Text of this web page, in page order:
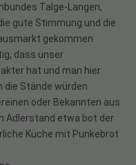
Talge-Langen,
gute Stimmung und die
gekommen
dass unser
hat und man hier
die Stände würden
oder Bekannten aus
Adlerstand etwa bot der
Küche mit Punkebrot